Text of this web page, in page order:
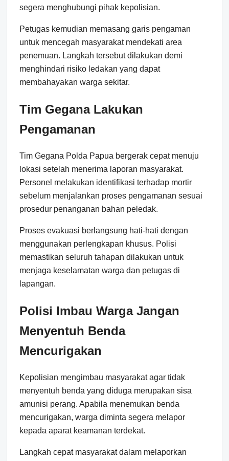
segera menghubungi pihak kepolisian.
Petugas kemudian memasang garis pengaman
untuk mencegah masyarakat mendekati area
penemuan. Langkah tersebut dilakukan demi
menghindari risiko ledakan yang dapat
membahayakan warga sekitar.
Tim Gegana Lakukan
Pengamanan
Tim Gegana Polda Papua bergerak cepat menuju
lokasi setelah menerima laporan masyarakat.
Personel melakukan identifikasi terhadap mortir
sebelum menjalankan proses pengamanan sesuai
prosedur penanganan bahan peledak.
Proses evakuasi berlangsung hati-hati dengan
menggunakan perlengkapan khusus. Polisi
memastikan seluruh tahapan dilakukan untuk
menjaga keselamatan warga dan petugas di
lapangan.
Polisi Imbau Warga Jangan
Menyentuh Benda
Mencurigakan
Kepolisian mengimbau masyarakat agar tidak
menyentuh benda yang diduga merupakan sisa
amunisi perang. Apabila menemukan benda
mencurigakan, warga diminta segera melapor
kepada aparat keamanan terdekat.
Langkah cepat masyarakat dalam melaporkan